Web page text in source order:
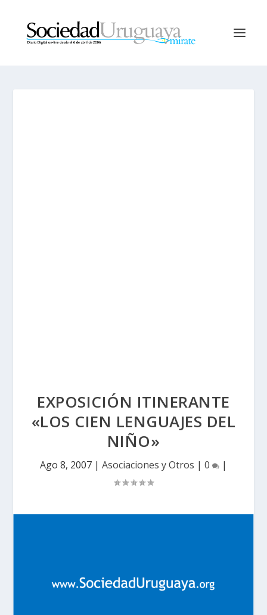
EXPOSICIÓN ITINERANTE
«LOS CIEN LENGUAJES DEL
NIÑO»
Ago 8, 2007 | Asociaciones y Otros | 0 |